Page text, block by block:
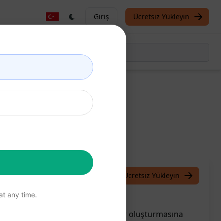
Giriş Ücretsiz Yükleyin
Ücretsiz Yükleyin
için mükemmel makaleler oluşturmasına
any time.